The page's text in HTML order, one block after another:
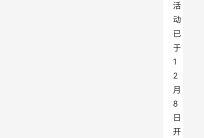
活
动
已
于
1
2
月
8
日
开